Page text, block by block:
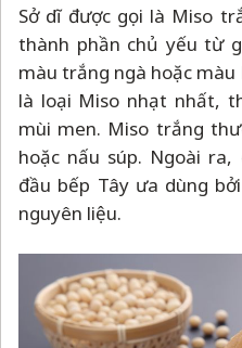
Sở dĩ được gọi là Miso
thành phần chủ yếu từ
màu trắng ngà hoặc màu
là loại Miso nhạt nhất,
mùi men. Miso trắng
hoặc nấu súp. Ngoài
đầu bếp Tây ưa dùng
nguyên liệu.